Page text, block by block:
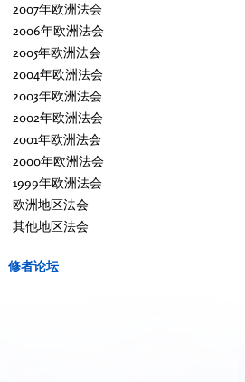
2007年欧洲法会
2006年欧洲法会
2005年欧洲法会
2004年欧洲法会
2003年欧洲法会
2002年欧洲法会
2001年欧洲法会
2000年欧洲法会
1999年欧洲法会
欧洲地区法会
其他地区法会
修者论坛